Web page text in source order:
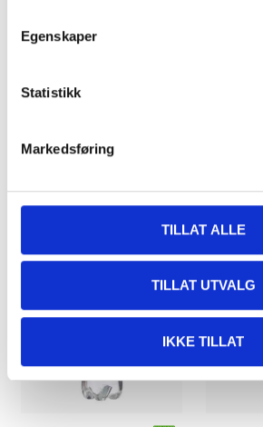
Egenskaper
Statistikk
Markedsføring
TILLAT ALLE
TILLAT UTVALG
IKKE TILLAT